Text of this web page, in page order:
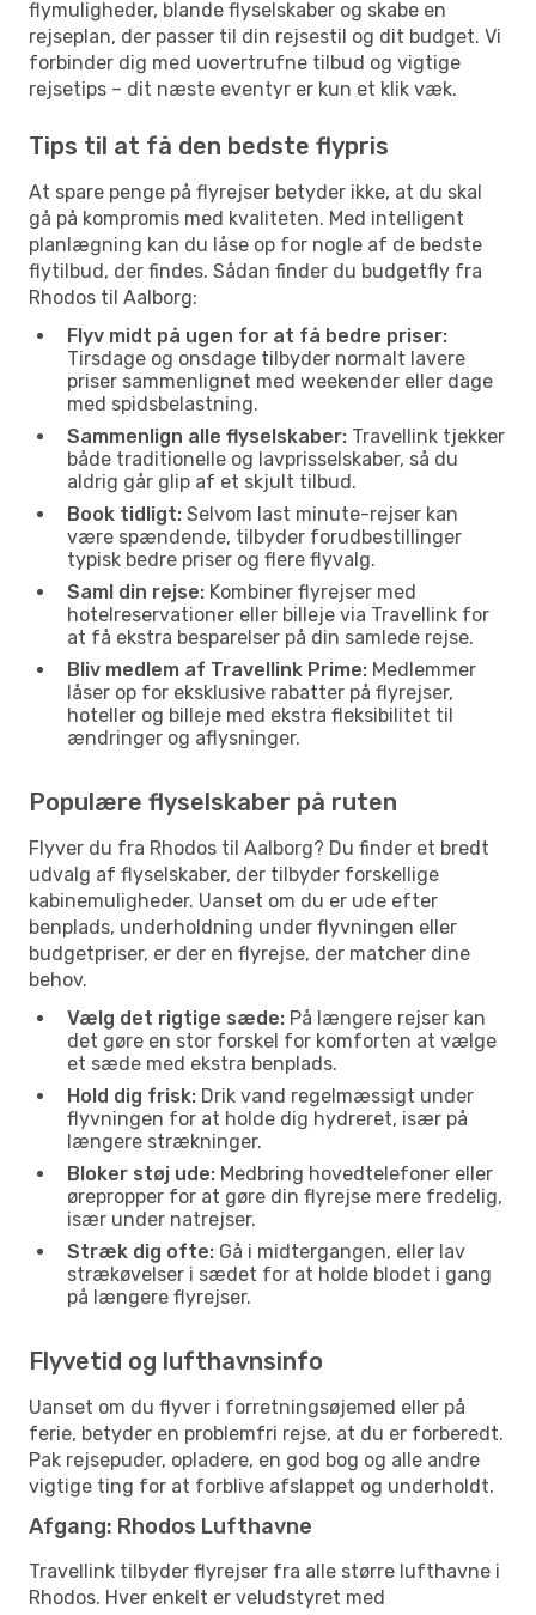
flymuligheder, blande flyselskaber og skabe en
rejseplan, der passer til din rejsestil og dit budget. Vi
forbinder dig med uovertrufne tilbud og vigtige
rejsetips – dit næste eventyr er kun et klik væk.
Tips til at få den bedste flypris
At spare penge på flyrejser betyder ikke, at du skal
gå på kompromis med kvaliteten. Med intelligent
planlægning kan du låse op for nogle af de bedste
flytilbud, der findes. Sådan finder du budgetfly fra
Rhodos til Aalborg:
Flyv midt på ugen for at få bedre priser:
Tirsdage og onsdage tilbyder normalt lavere
priser sammenlignet med weekender eller dage
med spidsbelastning.
Sammenlign alle flyselskaber: Travellink tjekker
både traditionelle og lavprisselskaber, så du
aldrig går glip af et skjult tilbud.
Book tidligt: Selvom last minute-rejser kan
være spændende, tilbyder forudbestillinger
typisk bedre priser og flere flyvalg.
Saml din rejse: Kombiner flyrejser med
hotelreservationer eller billeje via Travellink for
at få ekstra besparelser på din samlede rejse.
Bliv medlem af Travellink Prime: Medlemmer
låser op for eksklusive rabatter på flyrejser,
hoteller og billeje med ekstra fleksibilitet til
ændringer og aflysninger.
Populære flyselskaber på ruten
Flyver du fra Rhodos til Aalborg? Du finder et bredt
udvalg af flyselskaber, der tilbyder forskellige
kabinemuligheder. Uanset om du er ude efter
benplads, underholdning under flyvningen eller
budgetpriser, er der en flyrejse, der matcher dine
behov.
Vælg det rigtige sæde: På længere rejser kan
det gøre en stor forskel for komforten at vælge
et sæde med ekstra benplads.
Hold dig frisk: Drik vand regelmæssigt under
flyvningen for at holde dig hydreret, især på
længere strækninger.
Bloker støj ude: Medbring hovedtelefoner eller
ørepropper for at gøre din flyrejse mere fredelig,
især under natrejser.
Stræk dig ofte: Gå i midtergangen, eller lav
strækøvelser i sædet for at holde blodet i gang
på længere flyrejser.
Flyvetid og lufthavnsinfo
Uanset om du flyver i forretningsøjemed eller på
ferie, betyder en problemfri rejse, at du er forberedt.
Pak rejsepuder, opladere, en god bog og alle andre
vigtige ting for at forblive afslappet og underholdt.
Afgang: Rhodos Lufthavne
Travellink tilbyder flyrejser fra alle større lufthavne i
Rhodos. Hver enkelt er veludstyret med